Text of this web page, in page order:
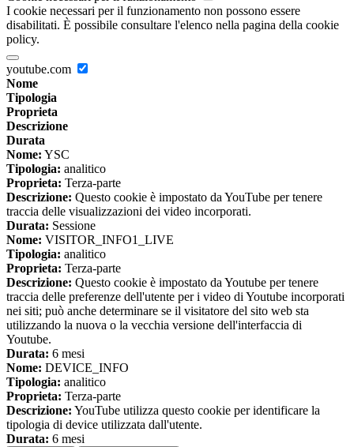
I cookie necessari per il funzionamento non possono essere
disabilitati. È possibile consultare l'elenco nella pagina della cookie
policy.
youtube.com
Nome
Tipologia
Proprieta
Descrizione
Durata
Nome: YSC
Tipologia: analitico
Proprieta: Terza-parte
Descrizione: Questo cookie è impostato da YouTube per tenere
traccia delle visualizzazioni dei video incorporati.
Durata: Sessione
Nome: VISITOR_INFO1_LIVE
Tipologia: analitico
Proprieta: Terza-parte
Descrizione: Questo cookie è impostato da Youtube per tenere
traccia delle preferenze dell'utente per i video di Youtube incorporati
nei siti; può anche determinare se il visitatore del sito web sta
utilizzando la nuova o la vecchia versione dell'interfaccia di
Youtube.
Durata: 6 mesi
Nome: DEVICE_INFO
Tipologia: analitico
Proprieta: Terza-parte
Descrizione: YouTube utilizza questo cookie per identificare la
tipologia di device utilizzata dall'utente.
Durata: 6 mesi